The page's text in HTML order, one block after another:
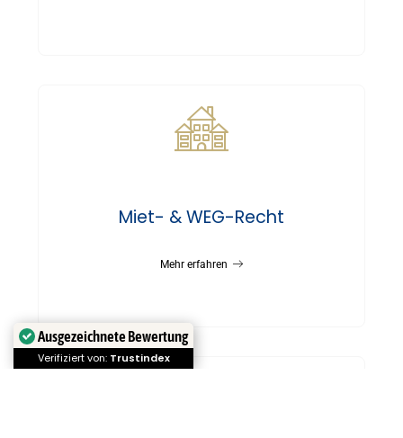
Miet- & WEG-Recht
Mehr erfahren
Ausgezeichnete Bewertung
Verifiziert von: Trustindex